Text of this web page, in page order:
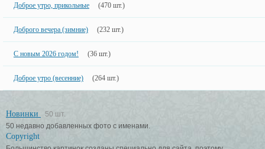
Доброе утро, прикольные (470 шт.)
Доброго вечера (зимние) (232 шт.)
С новым 2026 годом! (36 шт.)
Доброе утро (весенние) (264 шт.)
Новинки
50 шт.
50 недавно добавленных фото с именами.
Copyright